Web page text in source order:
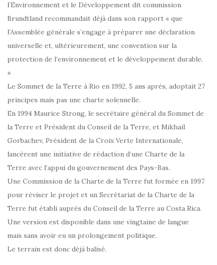
l’Environnement et le Développement dit commission
Brundtland recommandait déjà dans son rapport « que
l’Assemblée générale s’engage à préparer une déclaration
universelle et, ultérieurement, une convention sur la
protection de l’environnement et le développement durable.
»
Le Sommet de la Terre à Rio en 1992, 5 ans après, adoptait 27
principes mais pas une charte solennelle.
En 1994 Maurice Strong, le secrétaire général du Sommet de
la Terre et Président du Conseil de la Terre, et Mikhail
Gorbachev, Président de la Croix Verte Internationale,
lancèrent une initiative de rédaction d’une Charte de la
Terre avec l’appui du gouvernement des Pays-Bas.
Une Commission de la Charte de la Terre fut formée en 1997
pour réviser le projet et un Secrétariat de la Charte de la
Terre fut établi auprès du Conseil de la Terre au Costa Rica.
Une version est disponible dans une vingtaine de langue
mais sans avoir eu un prolongement politique.
Le terrain est donc déjà balisé.